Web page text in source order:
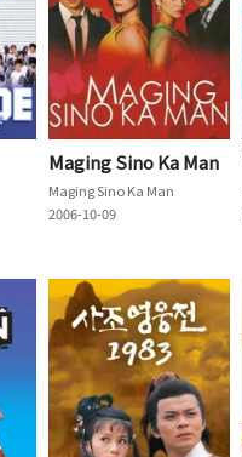
Maging Sino Ka Man
Maging Sino Ka Man
2006-10-09